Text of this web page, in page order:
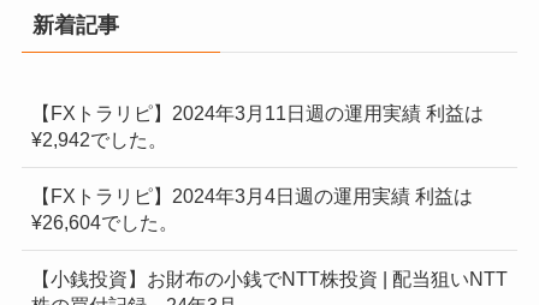
新着記事
【FXトラリピ】2024年3月11日週の運用実績 利益は
¥2,942でした。
【FXトラリピ】2024年3月4日週の運用実績 利益は
¥26,604でした。
【小銭投資】お財布の小銭でNTT株投資 | 配当狙いNTT